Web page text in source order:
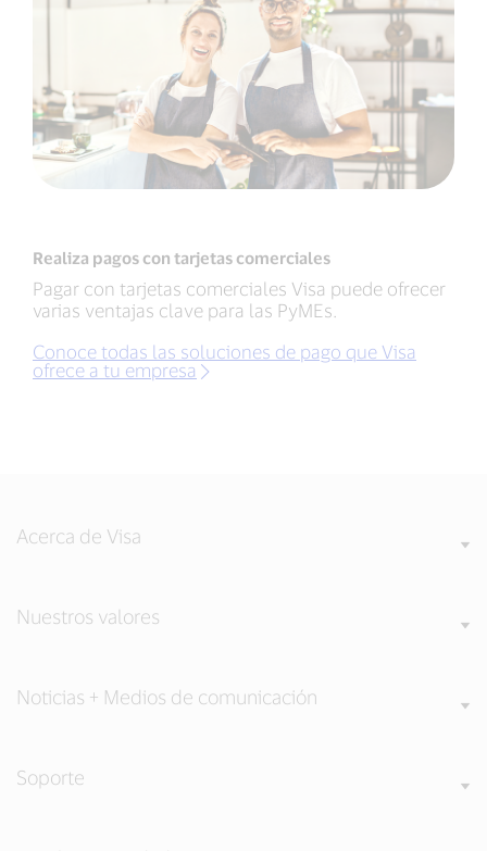
Realiza pagos con tarjetas comerciales
Pagar con tarjetas comerciales Visa puede ofrecer
varias ventajas clave para las PyMEs.
Conoce todas las soluciones de pago que Visa
ofrece a tu empresa
Acerca de Visa
Nuestros valores
Noticias + Medios de comunicación
Soporte